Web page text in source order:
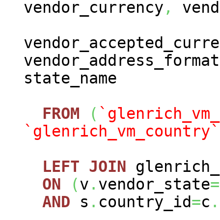
vendor_currency ,
vendor_address_format
state_name
FROM
(
`glenrich_vm_country`
LEFT JOIN
ON
(v . vendor_state=
AND s . country_id=c .